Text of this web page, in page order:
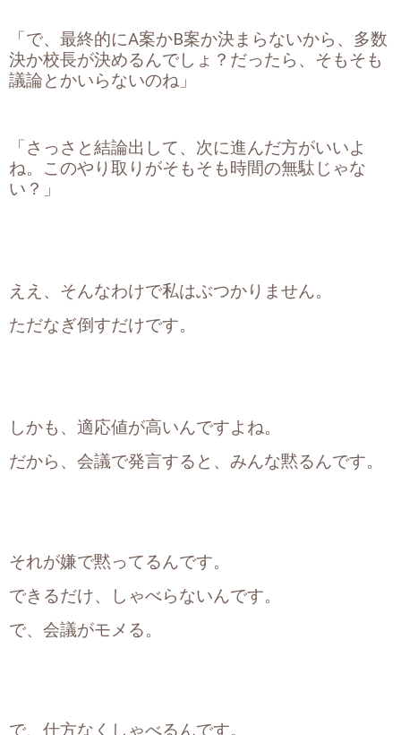
「で、最終的にA案かB案か決まらないから、多数
決か校長が決めるんでしょ？だったら、そもそも
議論とかいらないのね」
「さっさと結論出して、次に進んだ方がいいよ
ね。このやり取りがそもそも時間の無駄じゃな
い？」
ええ、そんなわけで私はぶつかりません。
ただなぎ倒すだけです。
しかも、適応値が高いんですよね。
だから、会議で発言すると、みんな黙るんです。
それが嫌で黙ってるんです。
できるだけ、しゃべらないんです。
で、会議がモメる。
で、仕方なくしゃべるんです。